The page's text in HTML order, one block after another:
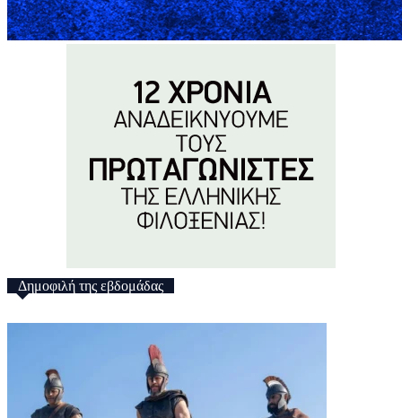
Δημοφιλή της εβδομάδας